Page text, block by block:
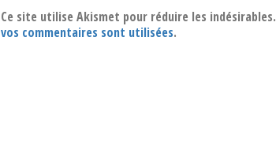
Ce site utilise Akismet pour réduire les indésirables.
vos commentaires sont utilisées.